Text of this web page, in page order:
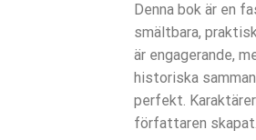
Denna bok är en
smältbara,
är engagerande,
historiska
perfekt.
författaren